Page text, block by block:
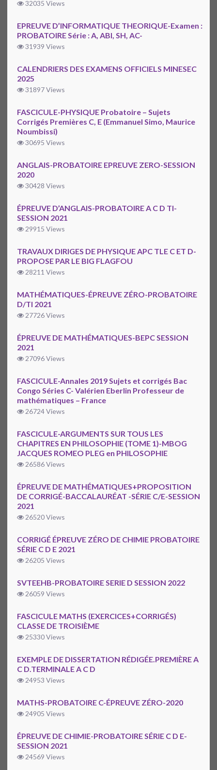
32035 Views
EPREUVE D’INFORMATIQUE THEORIQUE-Examen :
PROBATOIRE Série : A, ABI, SH, AC-
31939 Views
CALENDRIERS DES EXAMENS OFFICIELS MINESEC
2025
31897 Views
FASCICULE-PHYSIQUE Probatoire – Sujets
Corrigés Premières C, E (Emmanuel Simo, Maurice
Noumbissi)
30695 Views
ANGLAIS-PROBATOIRE EPREUVE ZERO-SESSION
2020
30428 Views
ÉPREUVE D’ANGLAIS-PROBATOIRE A C D TI-
SESSION 2021
29915 Views
TRAVAUX DIRIGES DE PHYSIQUE APC TLE C ET D-
PROPOSE PAR LE BIG FLAGFOU
28211 Views
MATHÉMATIQUES-ÉPREUVE ZÉRO-PROBATOIRE
D/TI 2021
27726 Views
ÉPREUVE DE MATHÉMATIQUES-BEPC SESSION
2021
27096 Views
FASCICULE-Annales 2019 Sujets et corrigés Bac
Congo Séries C- Valérien Eberlin Professeur de
mathématiques – France
26724 Views
FASCICULE-ARGUMENTS SUR TOUS LES
CHAPITRES EN PHILOSOPHIE (TOME 1)-MBOG
JACQUES ROMEO PLEG en PHILOSOPHIE
26586 Views
ÉPREUVE DE MATHÉMATIQUES+PROPOSITION
DE CORRIGÉ-BACCALAURÉAT -SÉRIE C/E-SESSION
2021
26520 Views
CORRIGÉ ÉPREUVE ZÉRO DE CHIMIE PROBATOIRE
SÉRIE C D E 2021
26205 Views
SVTEEHB-PROBATOIRE SERIE D SESSION 2022
26059 Views
FASCICULE MATHS (EXERCICES+CORRIGÉS)
CLASSE DE TROISIÈME
25330 Views
EXEMPLE DE DISSERTATION RÉDIGÉE.PREMIÈRE A
C D.TERMINALE A C D
24953 Views
MATHS-PROBATOIRE C-ÉPREUVE ZÉRO-2020
24905 Views
ÉPREUVE DE CHIMIE-PROBATOIRE SÉRIE C D E-
SESSION 2021
24569 Views